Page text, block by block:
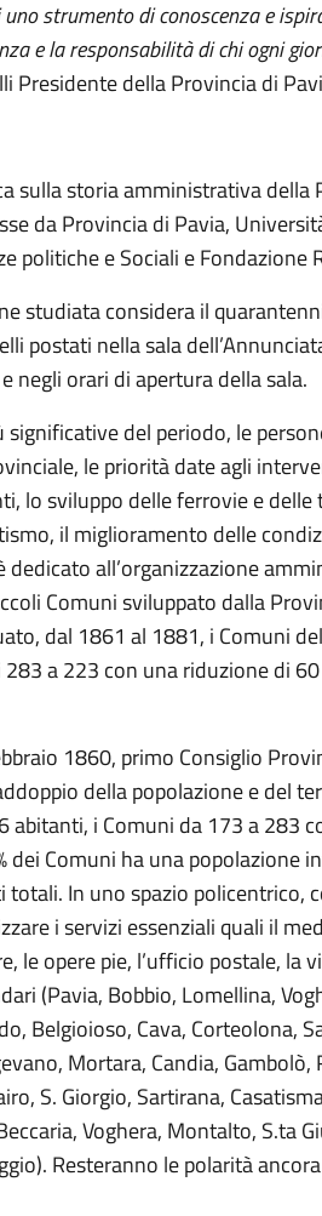
uno strumento di conoscenza e
e la responsabilità di chi ogni
Presidente della Provincia di
sulla storia amministrativa della
da Provincia di Pavia,
politiche e Sociali e Fondazione
studiata considera il
postati nella sala
negli orari di apertura della sala.
del periodo, le
le priorità date agli
lo sviluppo delle ferrovie e delle
il miglioramento delle
all’organizzazione
Comuni sviluppato dalla
dal 1861 al 1881, i Comuni
a 223 con una riduzione di
1860, primo Consiglio
della popolazione e del
abitanti, i Comuni da 173 a 283
dei Comuni ha una popolazione
totali. In uno spazio policentrico,
i servizi essenziali quali il
le opere pie, l’ufficio postale, la
(Pavia, Bobbio, Lomellina,
Belgioioso, Cava, Corteolona,
Mortara, Candia, Gambolò,
S. Giorgio, Sartirana,
Voghera, Montalto, S.ta
Resteranno le polarità